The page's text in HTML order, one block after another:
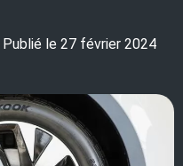
Publié le 27 février 2024